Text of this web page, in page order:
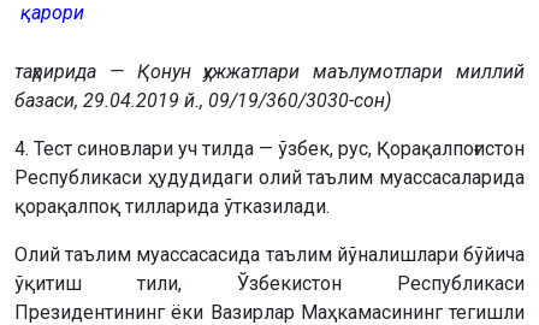
қарори
таҳририда — Қонун ҳужжатлари маълумотлари миллий
базаси, 29.04.2019 й., 09/19/360/3030-сон)
4. Тест синовлари уч тилда — ўзбек, рус, Қорақалпоғистон
Республикаси ҳудудидаги олий таълим муассасаларида
қорақалпоқ тилларида ўтказилади.
Олий таълим муассасасида таълим йўналишлари бўйича
ўқитиш тили, Ўзбекистон Республикаси
Президентининг ёки Вазирлар Маҳкамасининг тегишли